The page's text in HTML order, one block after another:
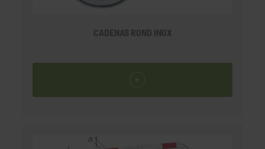
CADENAS ROND INOX